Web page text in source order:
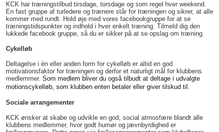
KCK har træningstilbud tirsdage, torsdage og som regel hver weekend.
En fast gruppe af turledere og trænere står for træningen og sikrer, at alle
kommer med rundt. Hold øje med vores facebookgruppe for at se
træningstidspunkter og indhold i hver enkelt træning. Tilmeld dig den
lukkede facebook gruppe, så du er sikker på at se opslag om træning.
Cykelløb
Deltagelse i én eller anden form for cykelløb er altid en god
motivationsfaktor for træningen og derfor et naturligt mål for klubbens
medlemmer. Som medlem bliver du også tilbudt at deltage i udvalgte
motionscykelløb, som klubben enten betaler eller giver tilskud til.
Sociale arrangementer
KCK ønsker at skabe og udvikle en god, social atmosfære blandt alle
klubbens medlemmer, hvor godt humør og jævnbyrdighed er